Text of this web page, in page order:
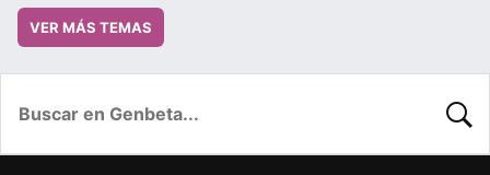
VER MÁS TEMAS